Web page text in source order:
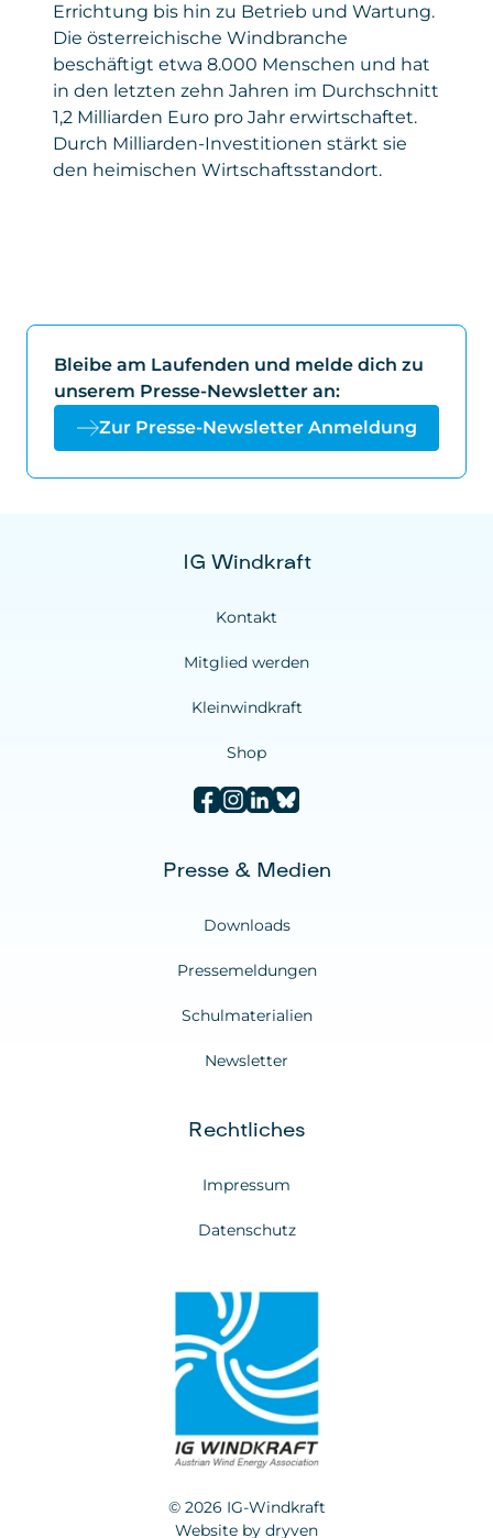
Errichtung bis hin zu Betrieb und Wartung.
Die österreichische Windbranche
beschäftigt etwa 8.000 Menschen und hat
in den letzten zehn Jahren im Durchschnitt
1,2 Milliarden Euro pro Jahr erwirtschaftet.
Durch Milliarden-Investitionen stärkt sie
den heimischen Wirtschaftsstandort.
Bleibe am Laufenden und melde dich zu
unserem Presse-Newsletter an:
Zur Presse-Newsletter Anmeldung
IG Windkraft
Kontakt
Mitglied werden
Kleinwindkraft
Shop
Presse & Medien
Downloads
Pressemeldungen
Schulmaterialien
Newsletter
Rechtliches
Impressum
Datenschutz
© 2026 IG-Windkraft
Website by dryven